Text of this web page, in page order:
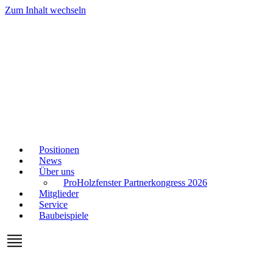
Zum Inhalt wechseln
Positionen
News
Über uns
ProHolzfenster Partnerkongress 2026
Mitglieder
Service
Baubeispiele